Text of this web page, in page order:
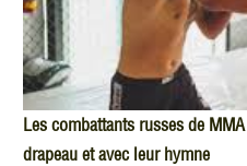
Les combattants russes de
drapeau et avec leur hymne